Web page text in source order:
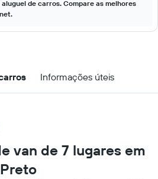
de carros. Compare as melhores
Informações úteis
van de 7 lugares em